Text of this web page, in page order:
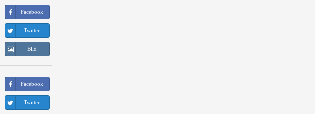
Facebook
Twitter
Bild
Facebook
Twitter